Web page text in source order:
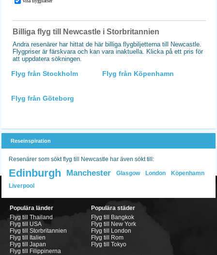
Billiga flyg till Newcastle i Storbritannien
Andra resenärer har hittat de här billiga flygbiljetterna till Newcastle.
Flygpriser är färskvara och kan vara inaktuella. Klicka på ett pris för
att uppdatera sökningen.
Flyg från Stockholm Flyg från Köpenhamn
Flyg från Göteborg
Reseinspiration
Resenärer som sökt flyg till Newcastle har även sökt till:
Edinburgh Manchester Glasgow London
Köpenhamn
Liverpool
Populära länder
Flyg till Thailand
Flyg till USA
Flyg till Storbritannien
Flyg till Italien
Flyg till Japan
Flyg till Filippinerna
Populära städer
Flyg till Bangkok
Flyg till New York
Flyg till London
Flyg till Rom
Flyg till Tokyo